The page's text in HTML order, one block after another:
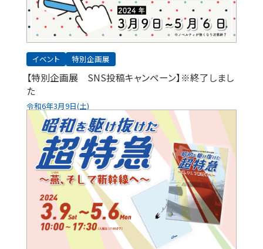
イベント 特別企画展
【特別企画展 SNS投稿キャンペーン】※終了しまし
た
令和6年3月9日(土)